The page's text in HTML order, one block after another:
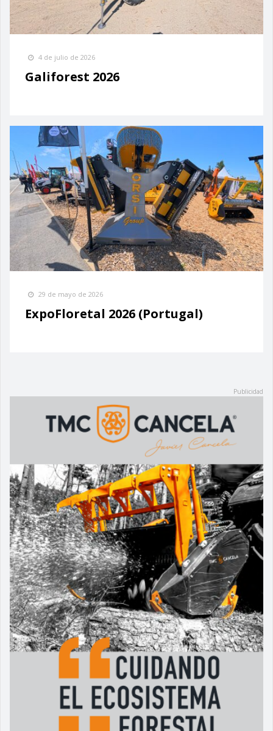
4 de julio de 2026
Galiforest 2026
29 de mayo de 2026
ExpoFloretal 2026 (Portugal)